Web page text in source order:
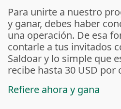
Para unirte a nuestro
y ganar, debes haber
una operación. De esa
contarle a tus invitados
Saldoar y lo simple que
recibe hasta 30 USD por
Refiere ahora y gana